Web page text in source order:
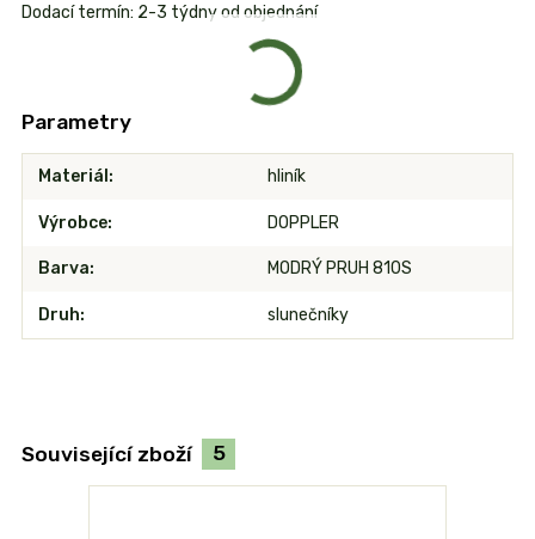
Dodací termín: 2-3 týdny od objednání
Parametry
Materiál hliník
Výrobce DOPPLER
Barva MODRÝ PRUH 810S
Druh slunečníky
Související zboží 5